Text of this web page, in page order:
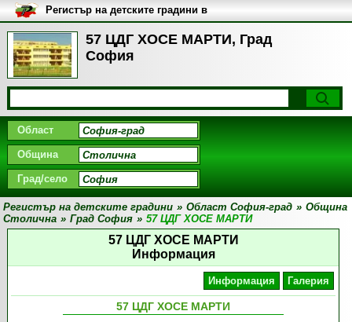
57 ЦДГ ХОСЕ МАРТИ, Град
София
Регистър на детските градини в
България
Област
Община
Град/село
Регистър на детските градини » Област София-град » Община
Столична » Град София » 57 ЦДГ ХОСЕ МАРТИ
57 ЦДГ ХОСЕ МАРТИ
Информация
Информация Галерия
57 ЦДГ ХОСЕ МАРТИ